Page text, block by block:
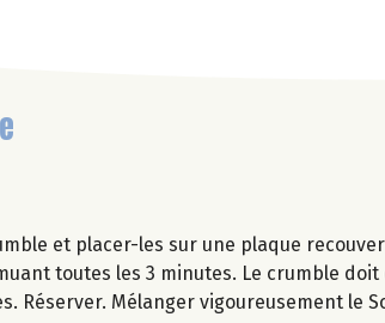
et placer-les sur une plaque
toutes les 3 minutes. Le crumble
Réserver. Mélanger vigoureusement le